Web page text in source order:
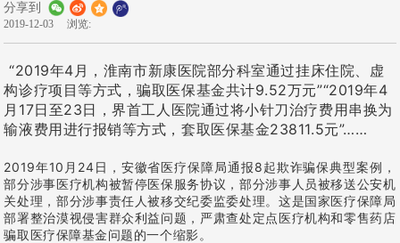
分享到
2019-12-03 浏览:
“2019年4月，淮南市新康医院部分科室通过挂床住院、虚
构诊疗项目等方式，骗取医保基金共计9.52万元”“2019年4
月17日至23日，界首工人医院通过将小针刀治疗费用串换为
输液费用进行报销等方式，套取医保基金23811.5元”……
2019年10月24日，安徽省医疗保障局通报8起欺诈骗保典型案例，
部分涉事医疗机构被暂停医保服务协议，部分涉事人员被移送公安机
关处理，部分涉事责任人被移交纪委监委处理。这是国家医疗保障局
部署整治漠视侵害群众利益问题，严肃查处定点医疗机构和零售药店
骗取医疗保障基金问题的一个缩影。